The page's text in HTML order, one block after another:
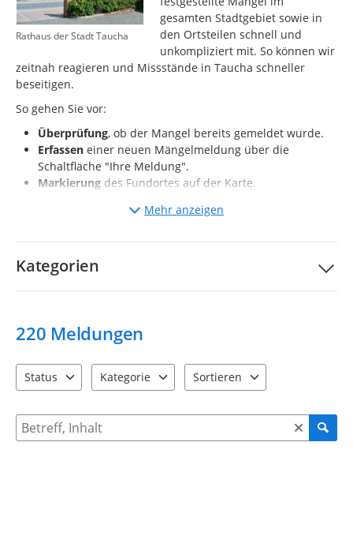
Rathaus der Stadt Taucha
gesamten Stadtgebiet sowie in
den Ortsteilen schnell und
unkompliziert mit. So können wir
zeitnah reagieren und Missstände in Taucha schneller
beseitigen.
So gehen Sie vor:
Überprüfung, ob der Mangel bereits gemeldet wurde.
Erfassen einer neuen Mängelmeldung über die
Schaltfläche "Ihre Meldung".
Markierung des Fundortes auf der Karte.
des Mangels und ggf. Hochladen von
Bitte nehmen Sie unsere Teilnahmebedingungen und
zur Kenntnis.
Mehr anzeigen
Kategorien
220 Meldungen
Status
Kategorie
Sortieren
Suche nach Meldungen und Kommentaren